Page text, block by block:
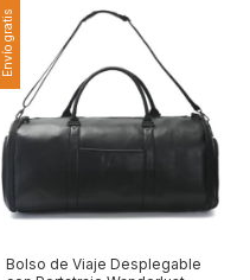
Envío gratis
Bolso de Viaje Desplegable